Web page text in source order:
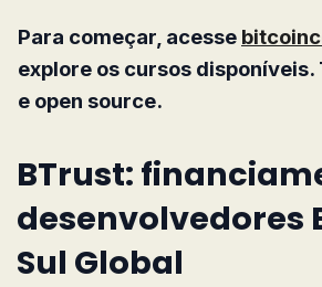
Para começar, acesse
explore os cursos
e open source.
BTrust:
desenvolvedores
Sul Global